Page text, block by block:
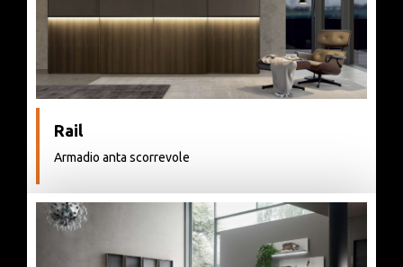
Rail
Armadio anta scorrevole